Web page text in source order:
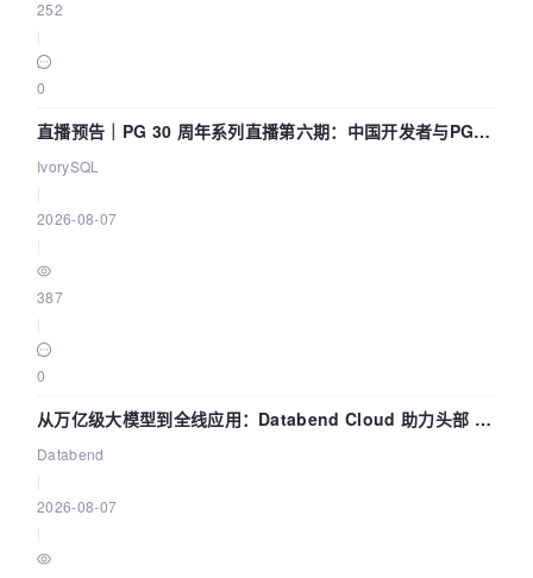
252
0
直播预告｜PG 30 周年系列直播第六期：中国开发者与PG内
核——我们改得动吗？我们贡献了什么？
IvorySQL
2026-08-07
387
0
从万亿级大模型到全线应用：Databend Cloud 助力头部 AI
企业构建全链路 Trace 数据管道
Databend
2026-08-07